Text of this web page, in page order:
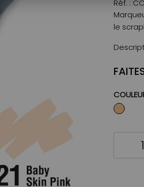
Réf. :
le